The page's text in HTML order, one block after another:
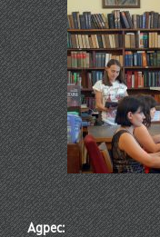
Адрес: